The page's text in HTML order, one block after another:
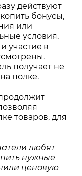
действуют
бонусы,
или
условия.
участие в
получает не
полке.
товаров, для
любят
нужные
ценовую